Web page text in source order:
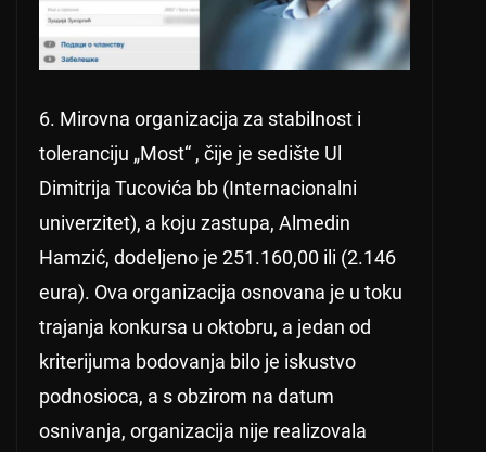
6. Mirovna organizacija za stabilnost i
toleranciju „Most“ , čije je sedište Ul
Dimitrija Tucovića bb (Internacionalni
univerzitet), a koju zastupa, Almedin
Hamzić, dodeljeno je 251.160,00 ili (2.146
eura). Ova organizacija osnovana je u toku
trajanja konkursa u oktobru, a jedan od
kriterijuma bodovanja bilo je iskustvo
podnosioca, a s obzirom na datum
osnivanja, organizacija nije realizovala